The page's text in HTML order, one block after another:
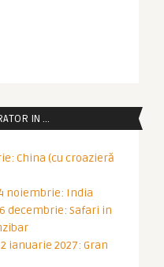
IN …
China (cu croazieră
noiembrie: India
decembrie: Safari in
ianuarie 2027: Gran